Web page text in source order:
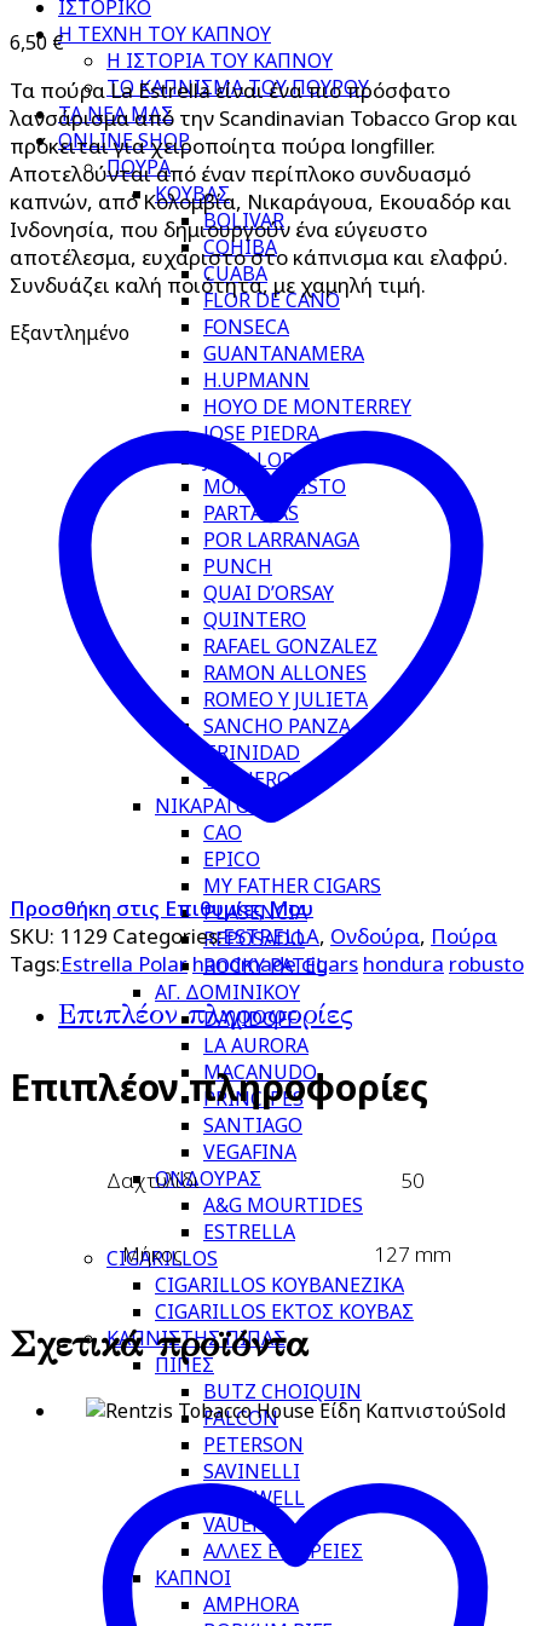
ΙΣΤΟΡΙΚΟ
Η ΤΕΧΝΗ ΤΟΥ ΚΑΠΝΟΥ
Η ΙΣΤΟΡΙΑ ΤΟΥ ΚΑΠΝΟΥ
ΤΟ ΚΑΠΝΙΣΜΑ ΤΟΥ ΠΟΥΡΟΥ
ΤΑ ΝΕΑ ΜΑΣ
ONLINE SHOP
ΠΟΥΡΑ
ΚΟΥΒΑΣ
BOLIVAR
COHIBA
CUABA
FLOR DE CANO
FONSECA
GUANTANAMERA
H.UPMANN
HOYO DE MONTERREY
JOSE PIEDRA
JUAN LOPEZ
MONTECRISTO
PARTAGAS
POR LARRANAGA
PUNCH
QUAI D’ORSAY
QUINTERO
RAFAEL GONZALEZ
RAMON ALLONES
ROMEO Y JULIETA
SANCHO PANZA
TRINIDAD
VEGUEROS
ΝΙΚΑΡΑΓΟΥΑΣ
CAO
EPICO
MY FATHER CIGARS
PLASENCIA
REPOSADO
ROCKY PATEL
ΑΓ. ΔΟΜΙΝΙΚΟΥ
DAVIDOFF
LA AURORA
MACANUDO
PRINCIPES
SANTIAGO
VEGAFINA
ΟΝΔΟΥΡΑΣ
A&G MOURTIDES
ESTRELLA
CIGARILLOS
CIGARILLOS ΚΟΥΒΑΝΕΖΙΚΑ
CIGARILLOS ΕΚΤΟΣ ΚΟΥΒΑΣ
ΚΑΠΝΙΣΤΗΣ ΠΙΠΑΣ
ΠΙΠΕΣ
BUTZ CHOIQUIN
FALCON
PETERSON
SAVINELLI
STANWELL
VAUEN
ΑΛΛΕΣ ΕΤΑΙΡΕΙΕΣ
ΚΑΠΝΟΙ
AMPHORA
6,50 €
Τα πούρα La Estrella είναι ένα πιο πρόσφατο
λανσάρισμα από την Scandinavian Tobacco Grop και
πρόκειται για χειροποίητα πούρα longfiller.
Αποτελούνται από έναν περίπλοκο συνδυασμό
καπνών, από Κολομβία, Νικαράγουα, Εκουαδόρ και
Ινδονησία, που δημιουργούν ένα εύγευστο
αποτέλεσμα, ευχάριστο στο κάπνισμα και ελαφρύ.
Συνδυάζει καλή ποιότητα, με χαμηλή τιμή.
Εξαντλημένο
Προσθήκη στις Επιθυμίες Μου
SKU: 1129 Categories:ESTRELLA, Ονδούρα, Πούρα
Tags:Estrella Polar handmade cigars hondura robusto
Επιπλέον πληροφορίες
Επιπλέον πληροφορίες
Δαχτυλίδι 50
Μήκος 127 mm
Σχετικά προϊόντα
Sold